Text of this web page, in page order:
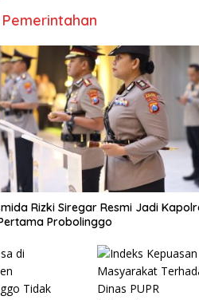
Rizki Siregar Resmi Jadi
Probolinggo